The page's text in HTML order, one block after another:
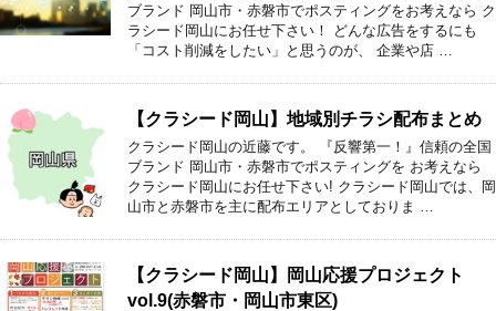
ブランド 岡山市・赤磐市でポスティングをお考えなら ク
ラシード岡山にお任せ下さい！ どんな広告をするにも
「コスト削減をしたい」と思うのが、 企業や店 …
【クラシード岡山】地域別チラシ配布まとめ
クラシード岡山の近藤です。 『反響第一！』信頼の全国
ブランド 岡山市・赤磐市でポスティングを お考えなら
クラシード岡山にお任せ下さい! クラシード岡山では、岡
山市と赤磐市を主に配布エリアとしておりま …
【クラシード岡山】岡山応援プロジェクト
vol.9(赤磐市・岡山市東区)